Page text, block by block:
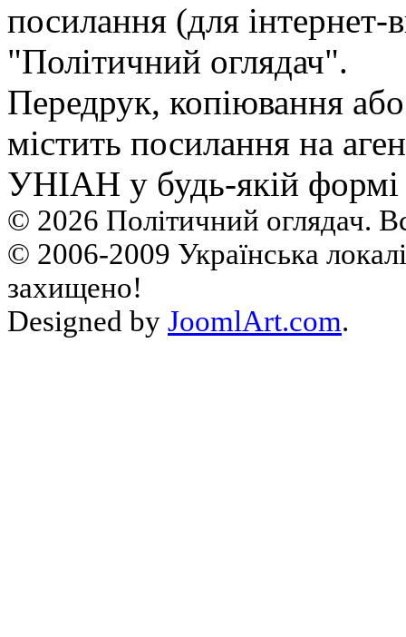
посилання (для інтернет-
"Політичний оглядач".
Передрук, копiювання
мiстить посилання на
УНIАН у будь-якiй формi
© 2026 Політичний оглядач.
© 2006-2009 Українська
захищено!
Designed by JoomlArt.com.